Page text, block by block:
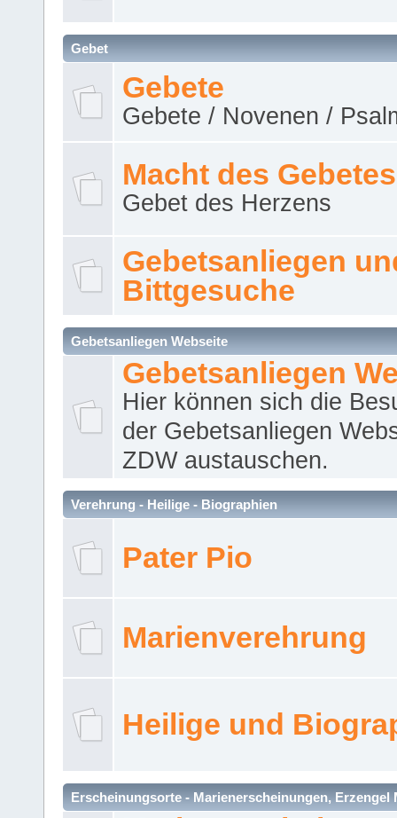
Gebet
Gebete
Gebete / Novenen /
Macht des Gebetes
Gebet des Herzens
Gebetsanliegen
Bittgesuche
Gebetsanliegen Webseite
Gebetsanliegen
Hier können sich die
der Gebetsanliegen
ZDW austauschen.
Verehrung - Heilige - Biographien
Pater Pio
Marienverehrung
Heilige und
Erscheinungsorte - Marienerscheinungen, Erzengel